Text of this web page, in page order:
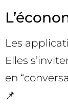
Les
Elles
en
📌